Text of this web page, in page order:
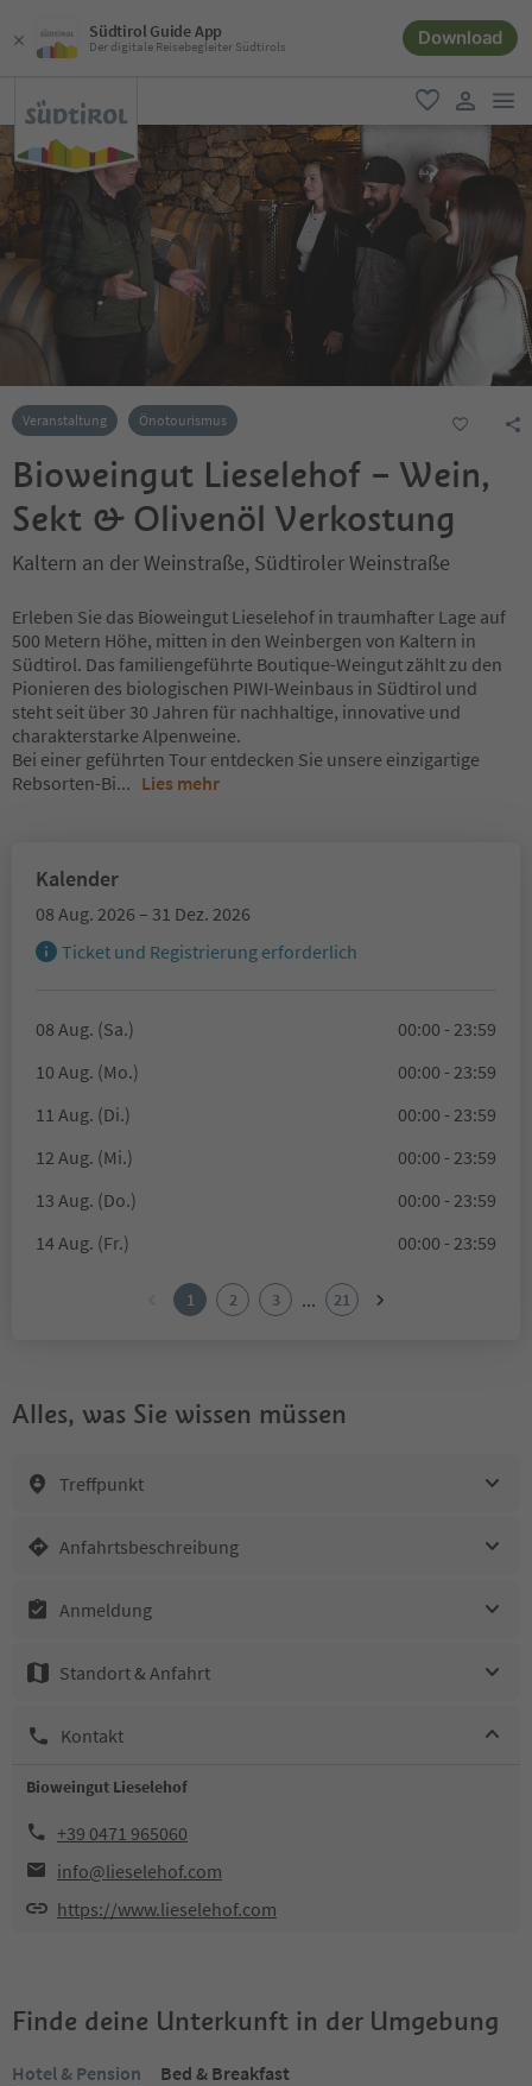
Südtirol Guide App
Der digitale Reisebegleiter Südtirols Download
favorit
user link
Veranstaltung Önotourismus
Bioweingut Lieselehof – Wein,
Sekt & Olivenöl Verkostung
Kaltern an der Weinstraße, Südtiroler Weinstraße
Erleben Sie das Bioweingut Lieselehof in traumhafter Lage auf
500 Metern Höhe, mitten in den Weinbergen von Kaltern in
Südtirol. Das familiengeführte Boutique-Weingut zählt zu den
Pionieren des biologischen PIWI-Weinbaus in Südtirol und
steht seit über 30 Jahren für nachhaltige, innovative und
charakterstarke Alpenweine.
Bei einer geführten Tour entdecken Sie unsere einzigartige
Rebsorten-Bi... Lies mehr
Kalender
08 Aug. 2026 – 31 Dez. 2026
Ticket und Registrierung erforderlich
08 Aug. (Sa.)
00:00 - 23:59
10 Aug. (Mo.)
00:00 - 23:59
11 Aug. (Di.)
00:00 - 23:59
12 Aug. (Mi.)
00:00 - 23:59
13 Aug. (Do.)
00:00 - 23:59
14 Aug. (Fr.)
00:00 - 23:59
1 2 3 ... 21
Alles, was Sie wissen müssen
Treffpunkt
Anfahrtsbeschreibung
Anmeldung
Standort & Anfahrt
Kontakt
Bioweingut Lieselehof
+39 0471 965060
info@lieselehof.com
https://www.lieselehof.com
Finde deine Unterkunft in der Umgebung
Hotel & Pension
Bed & Breakfast